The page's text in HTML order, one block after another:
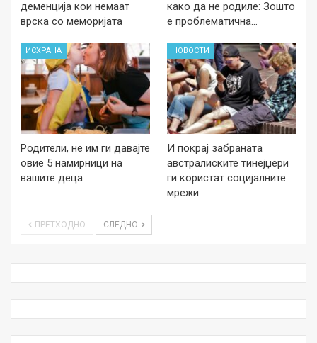
деменција кои немаат
врска со меморијата
како да не родиле: Зошто
е проблематична…
ИСХРАНА
Родители, не им ги давајте
овие 5 намирници на
вашите деца
НОВОСТИ
И покрај забраната
австралиските тинејџери
ги користат социјалните
мрежи
ПРЕТХОДНО СЛЕДНО